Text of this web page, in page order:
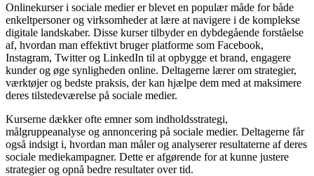
Onlinekurser i sociale medier er blevet en populær måde for både
enkeltpersoner og virksomheder at lære at navigere i de komplekse
digitale landskaber. Disse kurser tilbyder en dybdegående forståelse
af, hvordan man effektivt bruger platforme som Facebook,
Instagram, Twitter og LinkedIn til at opbygge et brand, engagere
kunder og øge synligheden online. Deltagerne lærer om strategier,
værktøjer og bedste praksis, der kan hjælpe dem med at maksimere
deres tilstedeværelse på sociale medier.
Kurserne dækker ofte emner som indholdsstrategi,
målgruppeanalyse og annoncering på sociale medier. Deltagerne får
også indsigt i, hvordan man måler og analyserer resultaterne af deres
sociale mediekampagner. Dette er afgørende for at kunne justere
strategier og opnå bedre resultater over tid.